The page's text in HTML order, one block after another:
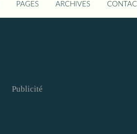
PAGES ARCHIVES
Publicité